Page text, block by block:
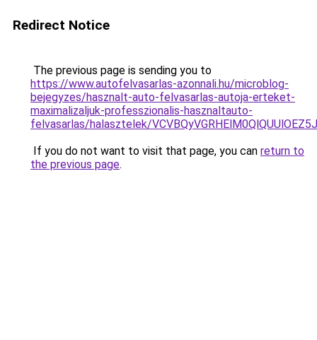
Redirect Notice
The previous page is sending you to
https://www.autofelvasarlas-azonnali.hu/microblog-
bejegyzes/hasznalt-auto-felvasarlas-autoja-erteket-
maximalizaljuk-professzionalis-hasznaltauto-
felvasarlas/halasztelek/
If you do not want to visit that page, you can return to
the previous page.